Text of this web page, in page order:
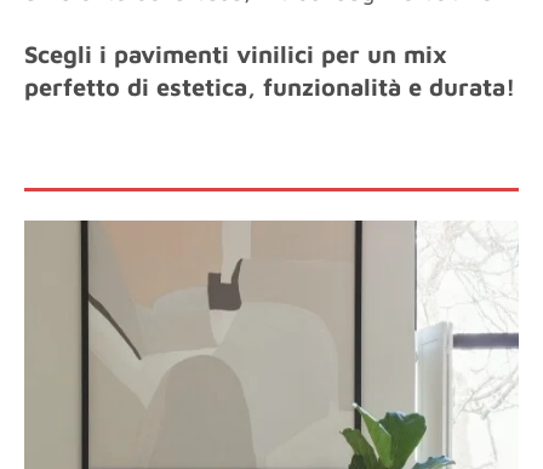
Scegli i pavimenti vinilici per un mix
perfetto di estetica, funzionalità e durata!